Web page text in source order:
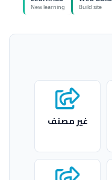
غير مصنف